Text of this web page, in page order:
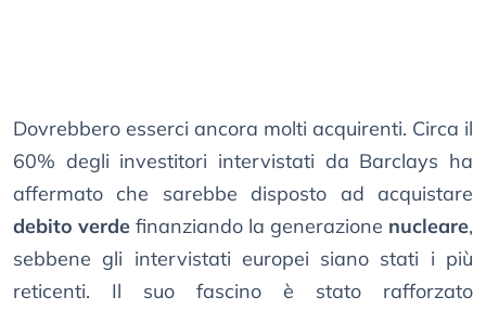
Dovrebbero esserci ancora molti acquirenti. Circa il
60% degli investitori intervistati da Barclays ha
affermato che sarebbe disposto ad acquistare
debito verde finanziando la generazione nucleare,
sebbene gli intervistati europei siano stati i più
reticenti. Il suo fascino è stato rafforzato